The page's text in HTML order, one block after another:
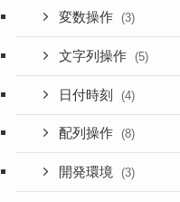
変数操作 (3)
文字列操作 (5)
日付時刻 (4)
配列操作 (8)
開発環境 (3)